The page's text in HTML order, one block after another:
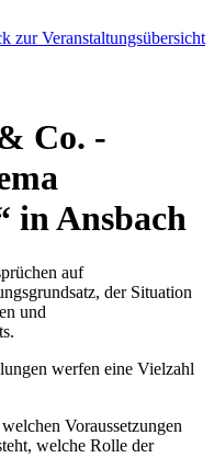
zur Veranstaltungsübersicht
Co. -
in Ansbach
auf
der Situation
und
werfen eine Vielzahl
Voraussetzungen
welche Rolle der